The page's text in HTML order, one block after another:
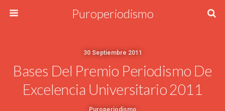
Puroperiodismo
30 Septiembre 2011
Bases Del Premio Periodismo De
Excelencia Universitario 2011
Puroperiodismo